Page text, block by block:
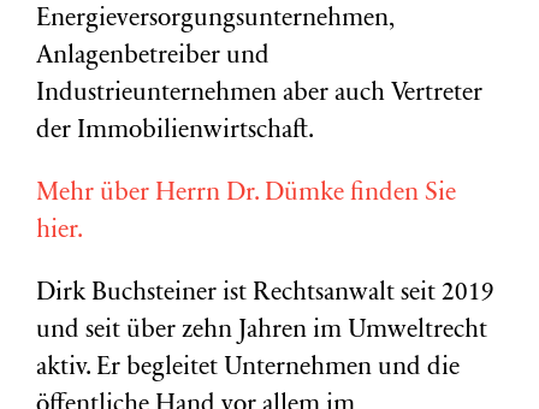
Energieversorgungsunternehmen,
Anlagenbetreiber und
Industrieunternehmen aber auch Vertreter
der Immobilienwirtschaft.
Mehr über Herrn Dr. Dümke finden Sie
hier.
Dirk Buchsteiner ist Rechtsanwalt seit 2019
und seit über zehn Jahren im Umweltrecht
aktiv. Er begleitet Unternehmen und die